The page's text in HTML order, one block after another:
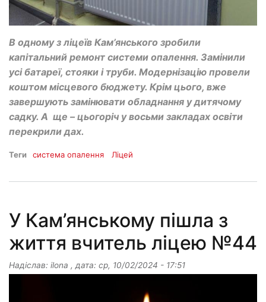
В одному з ліцеїв Кам’янського зробили
капітальний ремонт системи опалення. Замінили
усі батареї, стояки і труби. Модернізацію провели
коштом місцевого бюджету. Крім цього, вже
завершують замінювати обладнання у дитячому
садку. А ще – цьогоріч у восьми закладах освіти
перекрили дах.
Теги система опалення Ліцей
У Кам’янському пішла з
життя вчитель ліцею №44
Надіслав: ilona , дата: ср, 10/02/2024 - 17:51